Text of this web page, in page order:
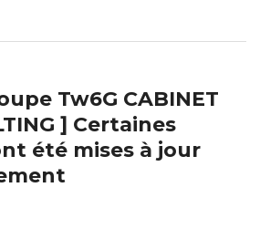
Tw6G CABINET
] Certaines
été mises à jour